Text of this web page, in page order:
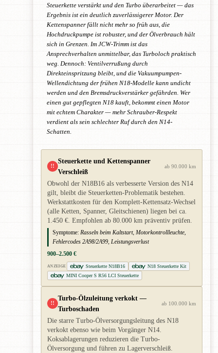
Steuerkette verstärkt und den Turbo überarbeitet — das
Ergebnis ist ein deutlich zuverlässigerer Motor. Der
Kettenspanner fällt nicht mehr so früh aus, die
Hochdruckpumpe ist robuster, und der Ölverbrauch hält
sich in Grenzen. Im JCW-Trimm ist das
Ansprechverhalten unmittelbar, das Turboloch praktisch
weg. Dennoch: Ventilverrußung durch
Direkteinspritzung bleibt, und die Vakuumpumpen-
Wellendichtung der frühen N18-Modelle kann undicht
werden und den Bremsdruckverstärker gefährden. Wer
einen gut gepflegten N18 kauft, bekommt einen Motor
mit echtem Charakter — mehr Schrauber-Respekt
verdient als sein schlechter Ruf durch den N14-
Schatten.
!!
Steuerkette und Kettenspanner
Verschleiß
ab 90.000 km
Obwohl der N18B16 als verbesserte Version des N14
gilt, bleibt die Steuerketten-Problematik bestehen.
Werkstattkosten für den Komplett-Kettensatz-Wechsel
(alle Ketten, Spanner, Gleitschienen) liegen bei ca.
1.450 €. Empfohlen ab 80.000 km präventiv prüfen.
Symptome: Rasseln beim Kaltstart, Motorkontrollleuchte,
Fehlercodes 2A98/2A99, Leistungsverlust
900–2.500 €
ANZEIGE Steuerkette N18B16
N18 Steuerkette Kit
MINI Cooper S R56 LCI Steuerkette
!!
Turbo-Ölzuleitung verkokt —
Turboschaden
ab 100.000 km
Die starre Turbo-Ölversorgungsleitung des N18
verkokt ebenso wie beim Vorgänger N14.
Koksablagerungen reduzieren die Turbo-
Ölversorgung und führen zu Lagerverschleiß.